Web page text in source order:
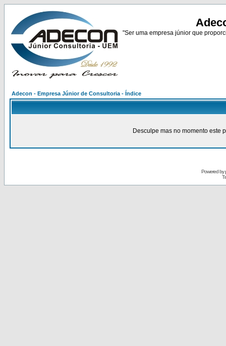
"Ser uma empresa júnior que
Adecon - Empresa Júnior de Consultoria - Índice
Desculpe mas no momento este
Powered by